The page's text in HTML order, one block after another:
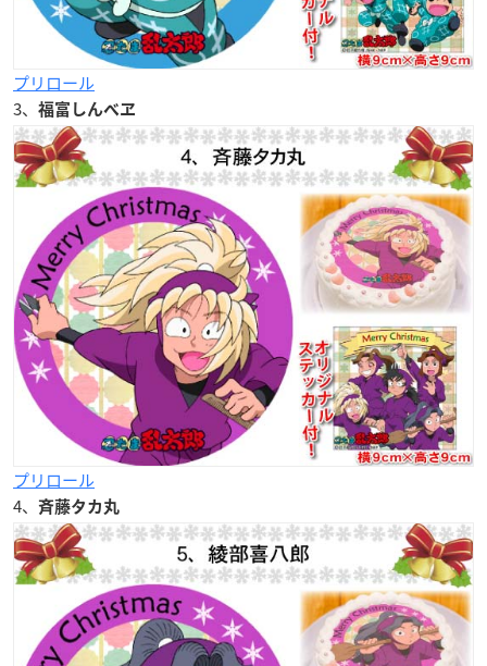
プリロール
3、
福富しんべ ヱ
プリロール
4、
斉藤タカ丸